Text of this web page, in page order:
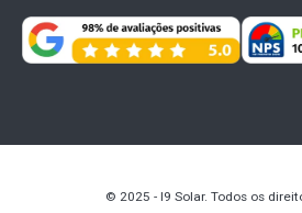
© 2025 - I9 Solar. Todos os